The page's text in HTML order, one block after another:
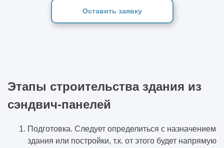
Оставить заявку
Этапы строительства здания из
сэндвич-панелей
Подготовка. Следует определиться с назначением
здания или постройки, т.к. от этого будет напрямую